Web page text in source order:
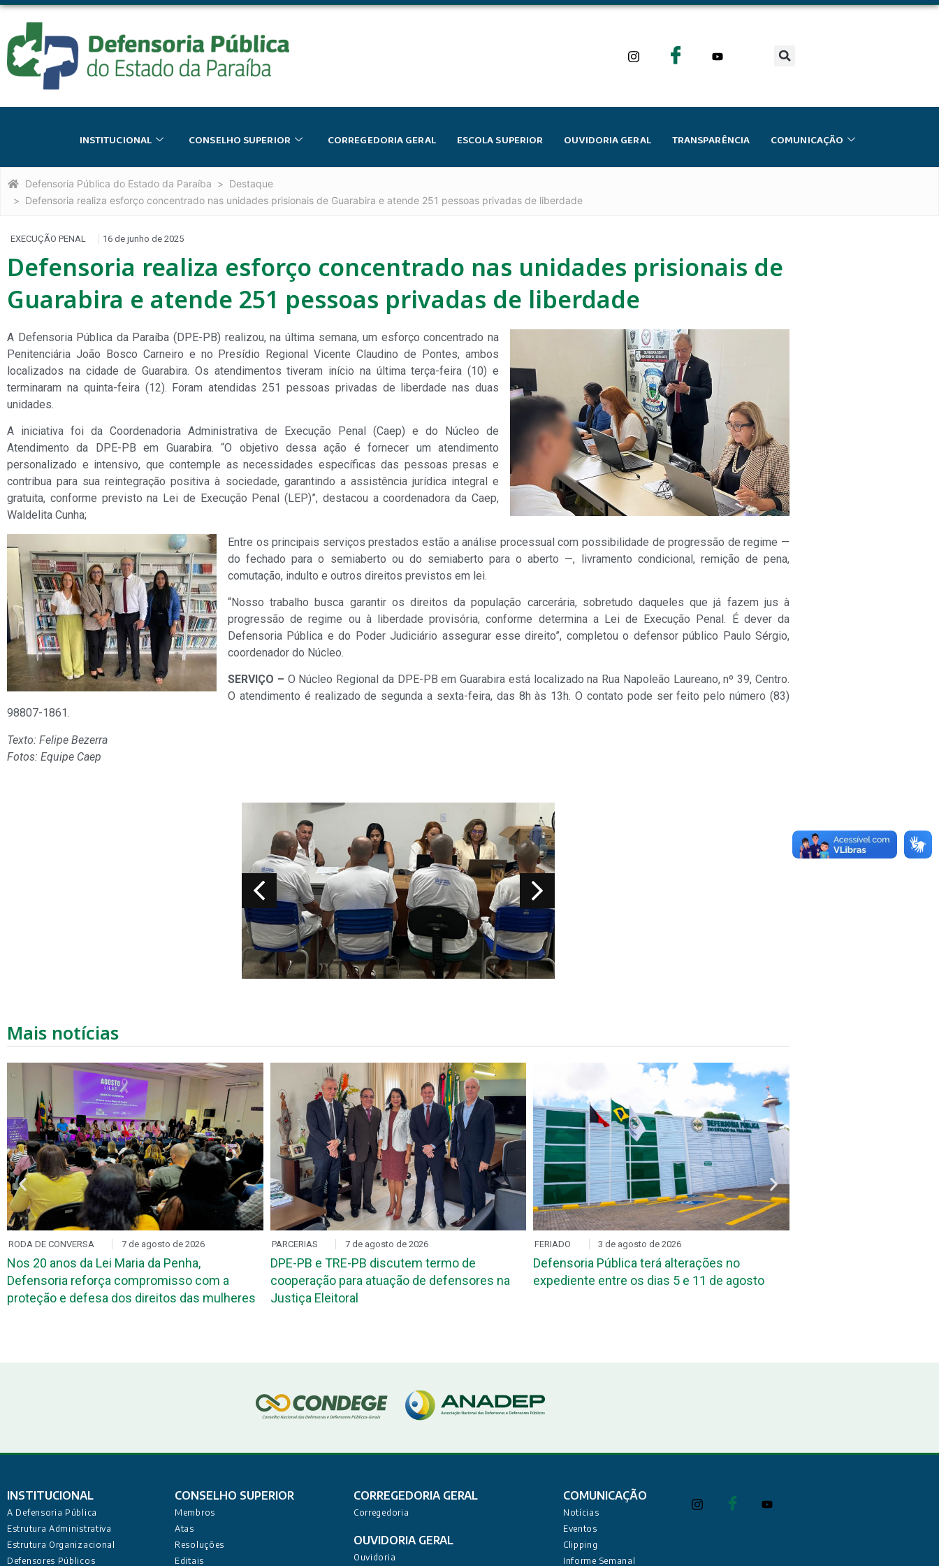
INSTITUCIONAL CONSELHO SUPERIOR CORREGEDORIA GERAL ESCOLA SUPERIOR OUVIDORIA GERAL TRANSPARÊNCIA COMUNICAÇÃO
Defensoria Pública do Estado da Paraíba
Destaque
Defensoria realiza esforço concentrado nas unidades prisionais de Guarabira e atende 251 pessoas privadas de liberdade
EXECUÇÃO PENAL 16 de junho de 2025
Defensoria realiza esforço concentrado nas unidades prisionais de
Guarabira e atende 251 pessoas privadas de liberdade
A Defensoria Pública da Paraíba (DPE-PB) realizou, na última semana, um esforço concentrado na
Penitenciária João Bosco Carneiro e no Presídio Regional Vicente Claudino de Pontes, ambos
localizados na cidade de Guarabira. Os atendimentos tiveram início na última terça-feira (10) e
terminaram na quinta-feira (12). Foram atendidas 251 pessoas privadas de liberdade nas duas
unidades.
A iniciativa foi da Coordenadoria Administrativa de Execução Penal (Caep) e do Núcleo de
Atendimento da DPE-PB em Guarabira. “O objetivo dessa ação é fornecer um atendimento
personalizado e intensivo, que contemple as necessidades específicas das pessoas presas e
contribua para sua reintegração positiva à sociedade, garantindo a assistência jurídica integral e
gratuita, conforme previsto na Lei de Execução Penal (LEP)”, destacou a coordenadora da Caep,
Waldelita Cunha;
Entre os principais serviços prestados estão a análise processual com possibilidade de progressão de regime —
do fechado para o semiaberto ou do semiaberto para o aberto —, livramento condicional, remição de pena,
comutação, indulto e outros direitos previstos em lei.
“Nosso trabalho busca garantir os direitos da população carcerária, sobretudo daqueles que já fazem jus à
progressão de regime ou à liberdade provisória, conforme determina a Lei de Execução Penal. É dever da
Defensoria Pública e do Poder Judiciário assegurar esse direito”, completou o defensor público Paulo Sérgio,
coordenador do Núcleo.
SERVIÇO – O Núcleo Regional da DPE-PB em Guarabira está localizado na Rua Napoleão Laureano, nº 39, Centro.
O atendimento é realizado de segunda a sexta-feira, das 8h às 13h. O contato pode ser feito pelo número (83)
98807-1861.
Texto: Felipe Bezerra
Fotos: Equipe Caep
Mais notícias
7 de agosto de 2026
da Lei Maria da Penha,
reforça compromisso com a
defesa dos direitos das mulheres
7 de agosto de 2026
DPE-PB e TRE-PB discutem termo de
cooperação para atuação de defensores na
Justiça Eleitoral
3 de agosto de 2026
Defensoria Pública terá alterações no
expediente entre os dias 5 e 11 de agosto
DPE-PB reúne assessores de
das Defensorias Públicas
INSTITUCIONAL
A Defensoria Pública
Estrutura Administrativa
Estrutura Organizacional
Defensores Públicos
CONSELHO SUPERIOR
Membros
Atas
Resoluções
Editais
CORREGEDORIA GERAL
Corregedoria
OUVIDORIA GERAL
Ouvidoria
COMUNICAÇÃO
Notícias
Eventos
Clipping
Informe Semanal